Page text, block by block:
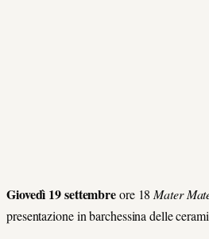
Giovedì 19 settembreore 18 Mater
presentazione in barchessina delle